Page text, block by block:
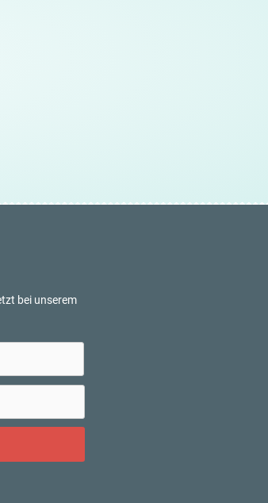
bei unserem